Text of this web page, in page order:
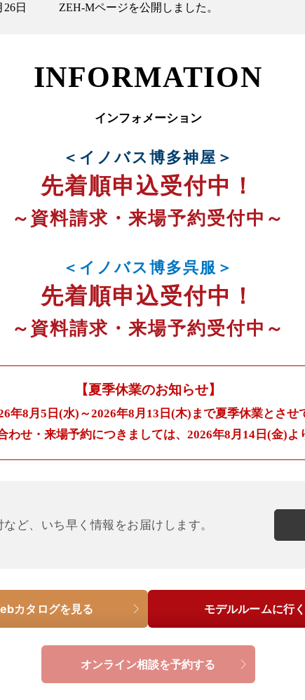
26日 ZEH-Mページを公開しました。
INFORMATION
インフォメーション
＜イノバス博多神屋＞
先着順申込受付中！
～資料請求・来場予約受付中～
＜イノバス博多呉服＞
先着順申込受付中！
～資料請求・来場予約受付中～
【夏季休業のお知らせ】
年8月5日(水)～2026年8月13日(木)まで夏季休業とさせ
わせ・来場予約につきましては、 2026年8月14日(金)
ど、 いち早く情報をお届けします。
カタログを見る モデルルームに行く
オンライン相談を予約する